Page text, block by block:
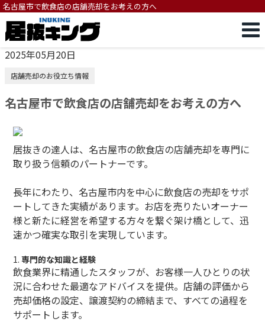
名古屋市で飲食店の店舗売却をお考えの方へ
2025年05月20日
店舗売却のお役立ち情報
名古屋市で飲食店の店舗売却をお考えの方へ
居抜きの達人は、名古屋市の飲食店の店舗売却を専門に
取り扱う信頼のパートナーです。
長年にわたり、名古屋市内を中心に飲食店の売却をサポ
ートしてきた実績があります。お店を売りたいオーナー
様と新たに経営を希望する方々を繋ぐ架け橋として、迅
速かつ確実な取引を実現しています。
1.専門的な知識と経験
飲食業界に精通したスタッフが、お客様一人ひとりの状
況に合わせた最適なアドバイスを提供。店舗の評価から
売却価格の設定、譲渡契約の締結まで、すべての過程を
サポートします。